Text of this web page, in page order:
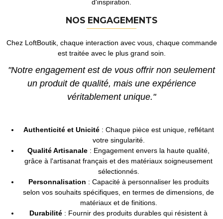
d'inspiration.
NOS ENGAGEMENTS
Chez LoftBoutik, chaque interaction avec vous, chaque commande
est traitée avec le plus grand soin.
"Notre engagement est de vous offrir non seulement
un produit de qualité, mais une expérience
véritablement unique."
Authenticité et Unicité: Chaque pièce est unique, reflétant
votre singularité.
Qualité Artisanale : Engagement envers la haute qualité,
grâce à l'artisanat français et des matériaux soigneusement
sélectionnés.
Personnalisation : Capacité à personnaliser les produits
selon vos souhaits spécifiques, en termes de dimensions, de
matériaux et de finitions.
Durabilité : Fournir des produits durables qui résistent à